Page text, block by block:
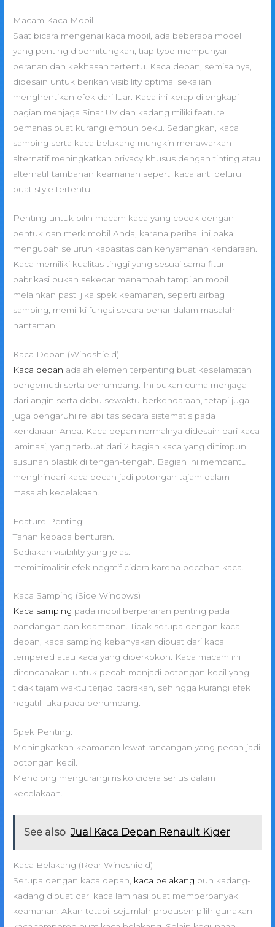
Macam Kaca Mobil
Saat bicara mengenai kaca mobil, ada beberapa model
yang penting diperhitungkan, tiap type mempunyai
peranan dan kekhasan tertentu. Kaca depan, semisalnya,
didesain untuk berikan visibility optimal sekalian
menghentikan efek dari luar. Kaca ini kerap dilengkapi
bagian menjaga Sinar UV dan kadang miliki feature
pemanas buat kurangi embun beku. Sedangkan, kaca
samping serta kaca belakang mungkin menawarkan
alternatif meningkatkan privacy khusus dengan tinting atau
alternatif tambahan keamanan seperti kaca anti peluru
buat style tertentu.
Penting untuk pilih macam kaca yang cocok dengan
bentuk dan merk mobil Anda, karena perihal ini bakal
mengubah seluruh kapasitas dan kenyamanan kendaraan.
Kaca memiliki kualitas tinggi yang sesuai sama fitur
pabrikasi bukan sekedar menambah tampilan mobil
melainkan pasti jika spek keamanan, seperti airbag
samping, memiliki fungsi secara benar dalam masalah
hantaman.
Kaca Depan (Windshield)
Kaca depan adalah elemen terpenting buat keselamatan
pengemudi serta penumpang. Ini bukan cuma menjaga
dari angin serta debu sewaktu berkendaraan, tetapi juga
juga pengaruhi reliabilitas secara sistematis pada
kendaraan Anda. Kaca depan normalnya didesain dari kaca
laminasi, yang terbuat dari 2 bagian kaca yang dihimpun
susunan plastik di tengah-tengah. Bagian ini membantu
menghindari kaca pecah jadi potongan tajam dalam
masalah kecelakaan.
Feature Penting:
Tahan kepada benturan.
Sediakan visibility yang jelas.
meminimalisir efek negatif cidera karena pecahan kaca.
Kaca Samping (Side Windows)
Kaca samping pada mobil berperanan penting pada
pandangan dan keamanan. Tidak serupa dengan kaca
depan, kaca samping kebanyakan dibuat dari kaca
tempered atau kaca yang diperkokoh. Kaca macam ini
direncanakan untuk pecah menjadi potongan kecil yang
tidak tajam waktu terjadi tabrakan, sehingga kurangi efek
negatif luka pada penumpang.
Spek Penting:
Meningkatkan keamanan lewat rancangan yang pecah jadi
potongan kecil.
Menolong mengurangi risiko cidera serius dalam
kecelakaan.
See also Jual Kaca Depan Renault Kiger
Kaca Belakang (Rear Windshield)
Serupa dengan kaca depan, kaca belakang pun kadang-
kadang dibuat dari kaca laminasi buat memperbanyak
keamanan. Akan tetapi, sejumlah produsen pilih gunakan